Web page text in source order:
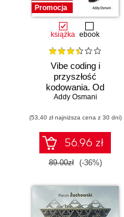
Promocja
książka ebook
Vibe coding i
przyszłość
kodowania. Od
programisty do
Addy Osmani
(53,40 zł najniższa cena z 30 dni)
56.96 zł
89.00zł (-36%)